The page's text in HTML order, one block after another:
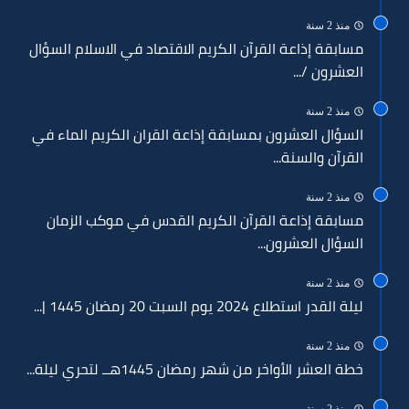
منذ 2 سنة
مسابقة إذاعة القرآن الكريم الاقتصاد في الاسلام السؤال
العشرون /...
منذ 2 سنة
السؤال العشرون بمسابقة إذاعة القران الكريم الماء في
القرآن والسنة...
منذ 2 سنة
مسابقة إذاعة القرآن الكريم القدس في موكب الزمان
السؤال العشرون...
منذ 2 سنة
ليلة القدر استطلاع 2024 يوم السبت 20 رمضان 1445 |...
منذ 2 سنة
خطة العشر الأواخر من شهر رمضان 1445هــ لتحري ليلة...